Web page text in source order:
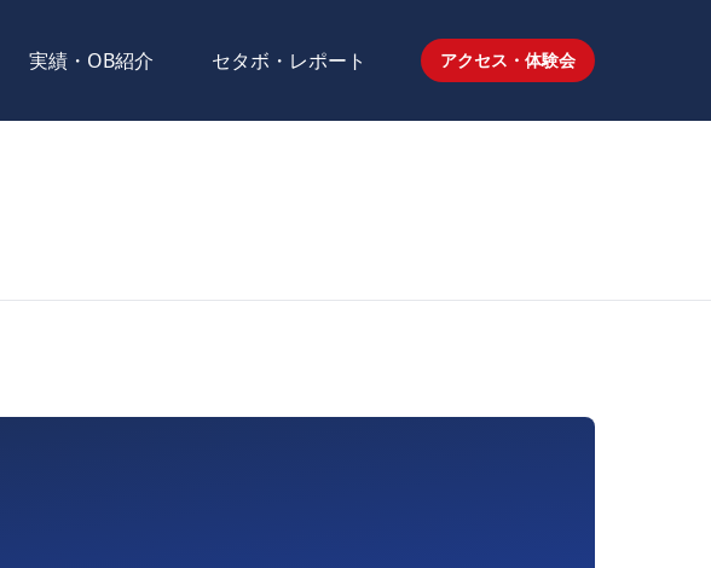
実績・OB紹介 セタボ・レポート アクセス・体験会